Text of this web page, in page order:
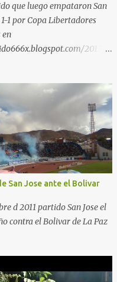
que luego empataron San
1 por Copa Libertadores
en
2013/0
San Jose ante el Bolivar
d 2011 partido San Jose el
contra el Bolivar de La Paz